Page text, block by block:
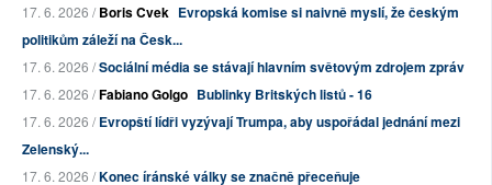
17. 6. 2026 /Boris Cvek Evropská komise si naivně myslí, že českým
politikům záleží na Česk...
17. 6. 2026 /Sociální média se stávají hlavním světovým zdrojem zpráv
17. 6. 2026 /Fabiano Golgo Bublinky Britských listů - 16
17. 6. 2026 /Evropští lídři vyzývají Trumpa, aby uspořádal jednání mezi
Zelenský...
17. 6. 2026 /Konec íránské války se značně přeceňuje